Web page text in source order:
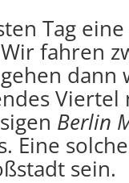
Tag
fahren
dann
Berlin
Eine
sein.